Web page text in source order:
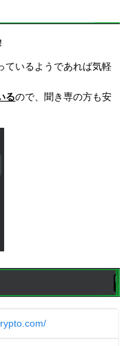
ているようであれば気軽
るので、聞き専の方も安